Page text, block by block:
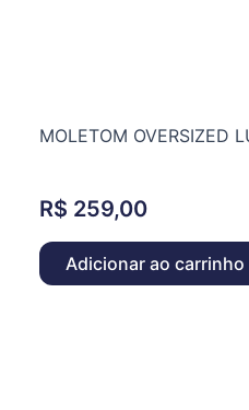
MOLETOM OVERSIZED
R$ 259,00
Adicionar ao carrinho